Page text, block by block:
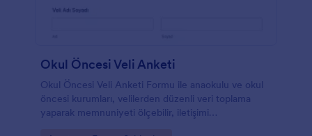
Okul Öncesi Veli Anketi
Okul Öncesi Veli Anketi Formu ile anaokulu ve okul
öncesi kurumları, velilerden düzenli veri toplama
yaparak memnuniyeti ölçebilir, iletişimi